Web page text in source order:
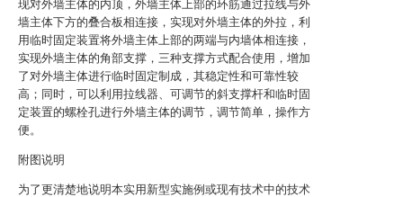
现对外墙主体的内顶，外墙主体上部的环筋通过拉线与外
墙主体下方的叠合板相连接，实现对外墙主体的外拉，利
用临时固定装置将外墙主体上部的两端与内墙体相连接，
实现外墙主体的角部支撑，三种支撑方式配合使用，增加
了对外墙主体进行临时固定制成，其稳定性和可靠性较
高；同时，可以利用拉线器、可调节的斜支撑杆和临时固
定装置的螺栓孔进行外墙主体的调节，调节简单，操作方
便。
附图说明
为了更清楚地说明本实用新型实施例或现有技术中的技术